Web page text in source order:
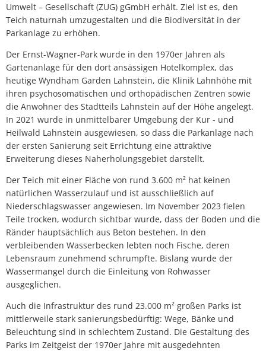
Umwelt – Gesellschaft (ZUG) gGmbH erhält. Ziel ist es, den
Teich naturnah umzugestalten und die Biodiversität in der
Parkanlage zu erhöhen.
Der Ernst-Wagner-Park wurde in den 1970er Jahren als
Gartenanlage für den dort ansässigen Hotelkomplex, das
heutige Wyndham Garden Lahnstein, die Klinik Lahnhöhe mit
ihren psychosomatischen und orthopädischen Zentren sowie
die Anwohner des Stadtteils Lahnstein auf der Höhe angelegt.
In 2021 wurde in unmittelbarer Umgebung der Kur - und
Heilwald Lahnstein ausgewiesen, so dass die Parkanlage nach
der ersten Sanierung seit Errichtung eine attraktive
Erweiterung dieses Naherholungsgebiet darstellt.
Der Teich mit einer Fläche von rund 3.600 m² hat keinen
natürlichen Wasserzulauf und ist ausschließlich auf
Niederschlagswasser angewiesen. Im November 2023 fielen
Teile trocken, wodurch sichtbar wurde, dass der Boden und die
Ränder hauptsächlich aus Beton bestehen. In den
verbleibenden Wasserbecken lebten noch Fische, deren
Lebensraum zunehmend schrumpfte. Bislang wurde der
Wassermangel durch die Einleitung von Rohwasser
ausgeglichen.
Auch die Infrastruktur des rund 23.000 m² großen Parks ist
mittlerweile stark sanierungsbedürftig: Wege, Bänke und
Beleuchtung sind in schlechtem Zustand. Die Gestaltung des
Parks im Zeitgeist der 1970er Jahre mit ausgedehnten